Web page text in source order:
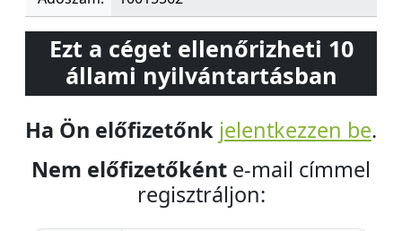
Ezt a céget ellenőrizheti 10
állami nyilvántartásban
Ha Ön előfizetőnk jelentkezzen be.
Nem előfizetőként e-mail címmel
regisztráljon: